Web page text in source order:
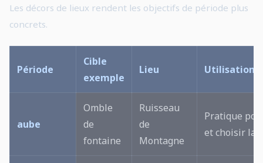
Les décors de lieux rendent les objectifs de période plus
concrets.
Période
Cible
exemple
Lieu Utilisation
aube
Omble
de
fontaine
Ruisseau
de
Montagne
Pratique
et choisir la